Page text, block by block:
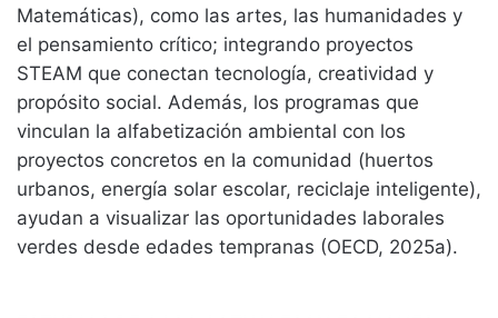
Matemáticas), como las artes, las humanidades y
el pensamiento crítico; integrando proyectos
STEAM que conectan tecnología, creatividad y
propósito social. Además, los programas que
vinculan la alfabetización ambiental con los
proyectos concretos en la comunidad (huertos
urbanos, energía solar escolar, reciclaje inteligente),
ayudan a visualizar las oportunidades laborales
verdes desde edades tempranas (OECD, 2025a).